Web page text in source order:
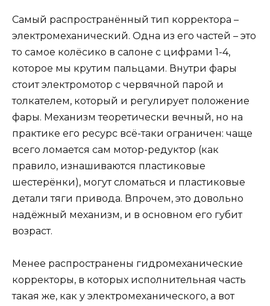
Самый распространённый тип корректора –
электромеханический. Одна из его частей – это
то самое колёсико в салоне с цифрами 1-4,
которое мы крутим пальцами. Внутри фары
стоит электромотор с червячной парой и
толкателем, который и регулирует положение
фары. Механизм теоретически вечный, но на
практике его ресурс всё-таки ограничен: чаще
всего ломается сам мотор-редуктор (как
правило, изнашиваются пластиковые
шестерёнки), могут сломаться и пластиковые
детали тяги привода. Впрочем, это довольно
надёжный механизм, и в основном его губит
возраст.
Менее распространены гидромеханические
корректоры, в которых исполнительная часть
такая же, как у электромеханического, а вот